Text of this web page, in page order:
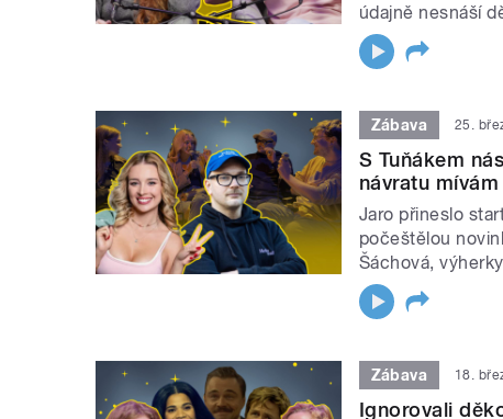
údajně nesnáší
Zábava 25.
S Tuňákem
návratu
Jaro přineslo
počeštělou
Šáchová,
Zábava 18.
Ignorovali